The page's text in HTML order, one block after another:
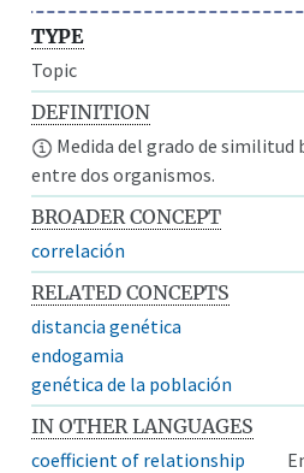
TYPE
Topic
DEFINITION
Medida del grado de
entre dos organismos.
BROADER CONCEPT
correlación
RELATED CONCEPTS
distancia genética
endogamia
genética de la población
IN OTHER LANGUAGES
coefficient of relationship